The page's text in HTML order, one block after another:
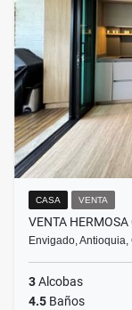
CASA VENTA
VENTA HERMOSA
Envigado,
3Alcobas
4.5 Baños